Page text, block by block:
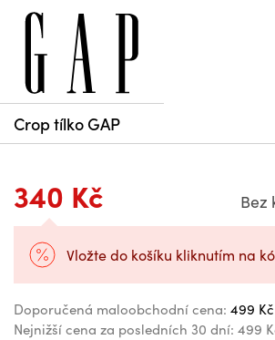
Crop tílko GAP
340 Kč Bez
Vložte do košíku kliknutím na
Doporučená maloobchodní cena: 499 Kč
Nejnižší cena za posledních 30 dní: 499